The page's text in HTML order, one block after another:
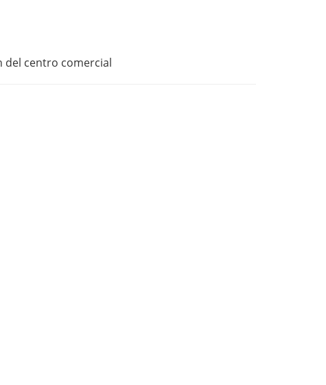
del centro comercial